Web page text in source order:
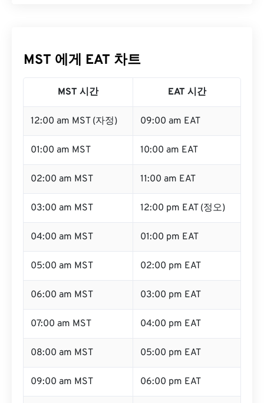
MST 에게 EAT 차트
MST 시간 EAT 시간
12:00 am MST (자정) 09:00 am EAT
01:00 am MST 10:00 am EAT
02:00 am MST 11:00 am EAT
03:00 am MST 12:00 pm EAT (정오)
04:00 am MST 01:00 pm EAT
05:00 am MST 02:00 pm EAT
06:00 am MST 03:00 pm EAT
07:00 am MST 04:00 pm EAT
08:00 am MST 05:00 pm EAT
09:00 am MST 06:00 pm EAT